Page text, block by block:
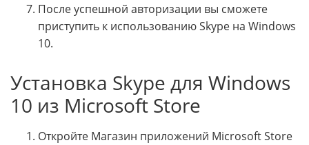
После успешной авторизации вы сможете
приступить к использованию Skype на Windows
10.
Установка Skype для Windows
10 из Microsoft Store
Откройте Магазин приложений Microsoft Store